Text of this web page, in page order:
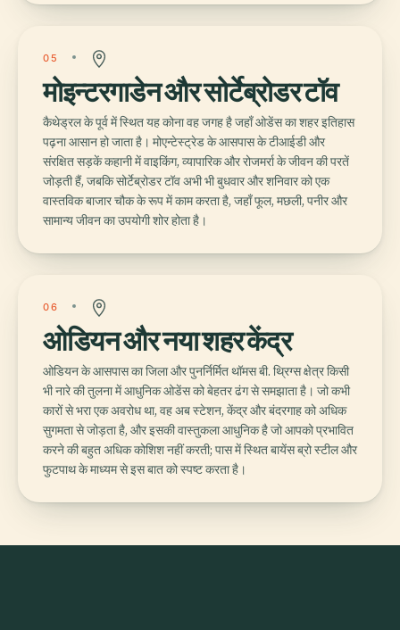
05
मोइन्टरगाडेन और सोर्टेब्रोडर टॉव
कैथेड्रल के पूर्व में स्थित यह कोना वह जगह है जहाँ ओडेंस का शहर इतिहास
पढ़ना आसान हो जाता है। मोएन्टेस्ट्रेड के आसपास के टीआईडी और
संरक्षित सड़कें कहानी में वाइकिंग, व्यापारिक और रोजमर्रा के जीवन की परतें
जोड़ती हैं, जबकि सोर्टेब्रोडर टॉव अभी भी बुधवार और शनिवार को एक
वास्तविक बाजार चौक के रूप में काम करता है, जहाँ फूल, मछली, पनीर और
सामान्य जीवन का उपयोगी शोर होता है।
06
ओडियन और नया शहर केंद्र
ओडियन के आसपास का जिला और पुनर्निर्मित थॉमस बी. थ्रिग्स क्षेत्र किसी
भी नारे की तुलना में आधुनिक ओडेंस को बेहतर ढंग से समझाता है। जो कभी
कारों से भरा एक अवरोध था, वह अब स्टेशन, केंद्र और बंदरगाह को अधिक
सुगमता से जोड़ता है, और इसकी वास्तुकला आधुनिक है जो आपको प्रभावित
करने की बहुत अधिक कोशिश नहीं करती; पास में स्थित बायेंस ब्रो स्टील और
फुटपाथ के माध्यम से इस बात को स्पष्ट करता है।